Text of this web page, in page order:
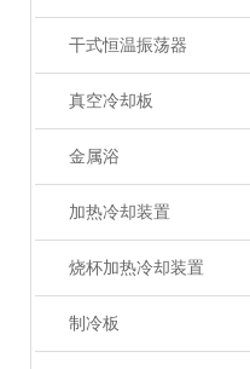
干式恒温振荡器
真空冷却板
金属浴
加热冷却装置
烧杯加热冷却装置
制冷板